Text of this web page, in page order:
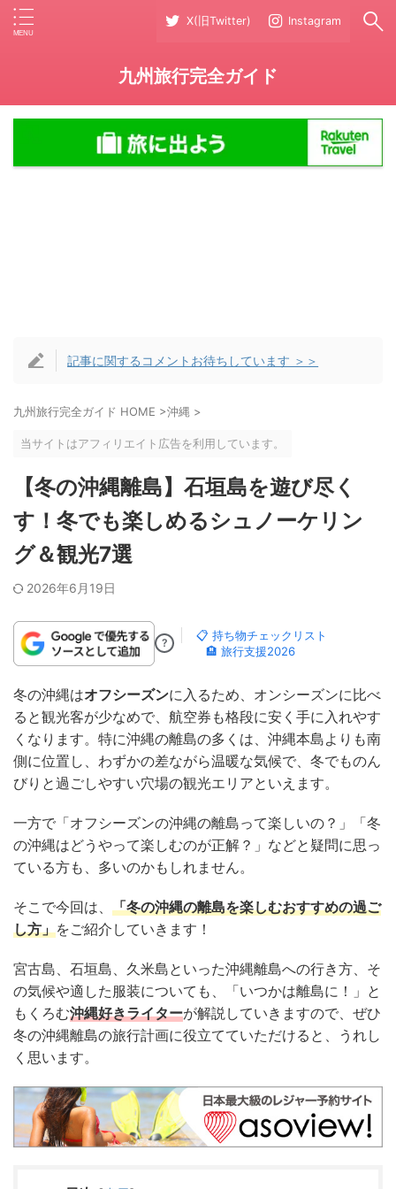
X(旧Twitter) Instagram
九州旅行完全ガイド
記事に関するコメントお待ちしています ＞＞
九州旅行完全ガイド HOME >沖縄 >
当サイトはアフィリエイト広告を利用しています。
【冬の沖縄離島】石垣島を遊び尽く
す！冬でも楽しめるシュノーケリン
グ＆観光7選
2026年6月19日
?
📋 持ち物チェックリスト
🏨 旅行支援2026
冬の沖縄はオフシーズンに入るため、オンシーズンに比べ
ると観光客が少なめで、航空券も格段に安く手に入れやす
くなります。特に沖縄の離島の多くは、沖縄本島よりも南
側に位置し、わずかの差ながら温暖な気候で、冬でものん
びりと過ごしやすい穴場の観光エリアといえます。
一方で「オフシーズンの沖縄の離島って楽しいの？」「冬
の沖縄はどうやって楽しむのが正解？」などと疑問に思っ
ている方も、多いのかもしれません。
そこで今回は、 「冬の沖縄の離島を楽しむおすすめの過ご
し方」をご紹介していきます！
宮古島、石垣島、久米島といった沖縄離島への行き方、そ
の気候や適した服装についても、「いつかは離島に！」と
もくろむ沖縄好きライターが解説していきますので、ぜひ
冬の沖縄離島の旅行計画に役立てていただけると、うれし
く思います。